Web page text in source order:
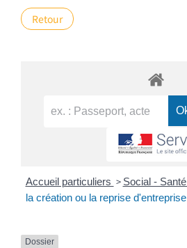
Retour
Accueil particuliers > Social - Santé
la création ou la reprise d'entreprise
Dossier